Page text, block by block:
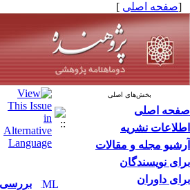
[صفحه اصلی ]
بخش‌های اصلی
صفحه اصلی
اطلاعات نشریه
آرشیو مجله و مقالات
برای نویسندگان
برای داوران
بررسی